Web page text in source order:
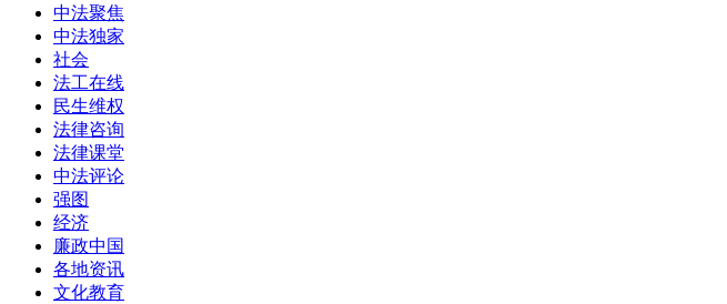
中法聚焦
中法独家
社会
法工在线
民生维权
法律咨询
法律课堂
中法评论
强图
经济
廉政中国
各地资讯
文化教育